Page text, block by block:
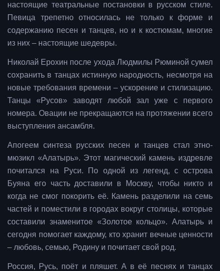
настоящие театральные постановки в русском стиле.
Певица трепетно относилась не только к форме и
содержанию песен и танцев, но и к костюмам, многие
из них – настоящие шедевры.
Николай Ерохин после ухода Людмилы Рюминой сумел
сохранить в танцах истинную народность, несмотря на
новые требования времени – ускорение и стилизацию.
Танцы «Русов» заводят любой зал уже с первого
номера. Овации не прекращаются на протяжении всего
выступления ансамбля.
Апогеем синтеза русских песен и танцев стал этно-
мюзикл «Алатырь». Этот магический камень издревле
почитался на Руси. По одной из легенд, с острова
Буяна его часть доставили в Москву, чтобы никто и
когда не смог покорить её. Камень разделили на семь
частей и поместили в городах вокруг столицы, которые
составили знаменитое «Золотое кольцо». Алатырь и
сегодня помогает каждому, кто хранит вечные ценности
– любовь, семью, Родину и почитает свой род.
Россия, Русь, поёт и пляшет. А в её песнях и танцах